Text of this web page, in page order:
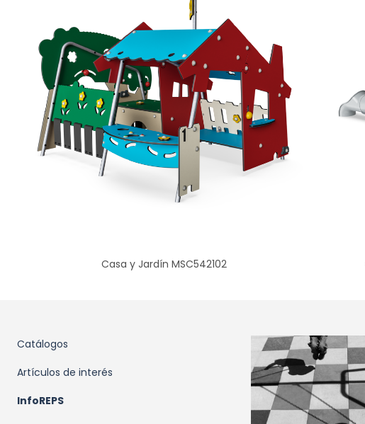
Casa y Jardín MSC542102
Catálogos
Artículos de interés
InfoREPS